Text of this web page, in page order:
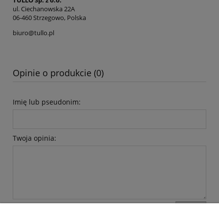
ul. Ciechanowska 22A
06-460 Strzegowo, Polska
biuro@tullo.pl
Opinie o produkcie (0)
Imię lub pseudonim:
Twoja opinia: